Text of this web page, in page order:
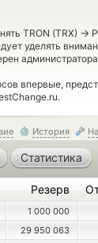
TRON (TRX) →
уделять
впервые,
История
Статистика
Резерв
1 000 000
29 950 063